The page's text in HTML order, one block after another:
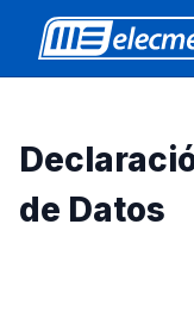
de Datos